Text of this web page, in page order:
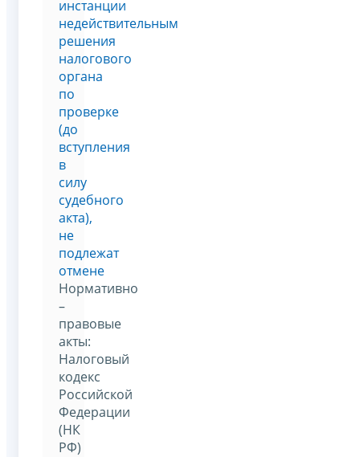
инстанции
недействительным
решения
налогового
органа
по
проверке
(до
вступления
в
силу
судебного
акта),
не
подлежат
отмене
Нормативно
–
правовые
акты:
Налоговый
кодекс
Российской
Федерации
(НК
РФ)